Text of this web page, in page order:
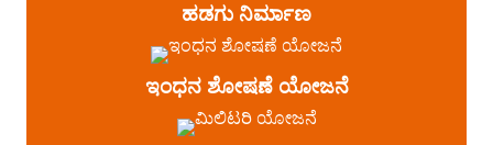
ಹಡಗು ನಿರ್ಮಾಣ
ಇಂಧನ ಶೋಷಣೆ ಯೋಜನೆ